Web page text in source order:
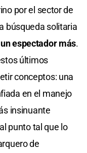
por el sector de
búsqueda solitaria
espectador más.
últimos
conceptos: una
en el manejo
insinuante
punto tal que lo
de